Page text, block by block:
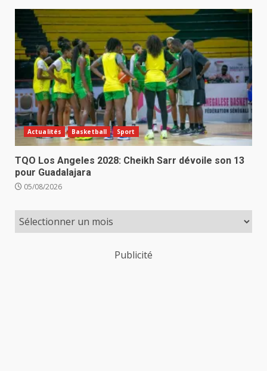
Actualités Basketball Sport
TQO Los Angeles 2028: Cheikh Sarr dévoile son 13
pour Guadalajara
05/08/2026
Publicité